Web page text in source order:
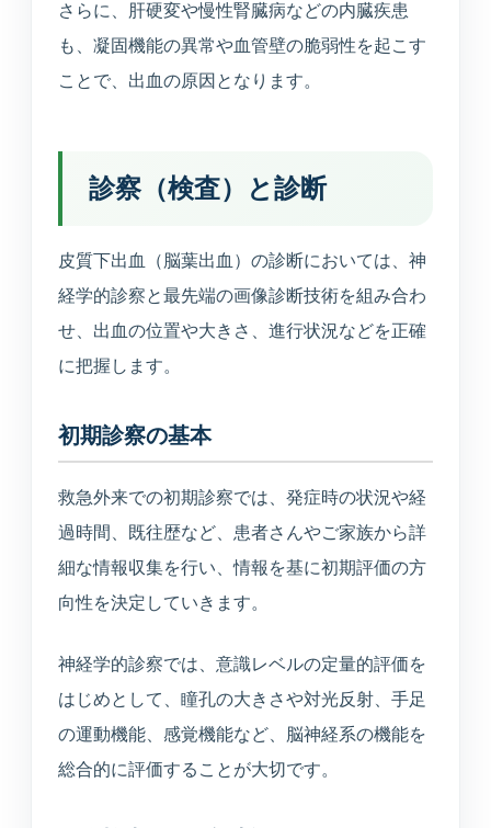
さらに、肝硬変や慢性腎臓病などの内臓疾患
も、凝固機能の異常や血管壁の脆弱性を起こす
ことで、出血の原因となります。
診察（検査）と診断
皮質下出血（脳葉出血）の診断においては、神
経学的診察と最先端の画像診断技術を組み合わ
せ、出血の位置や大きさ、進行状況などを正確
に把握します。
初期診察の基本
救急外来での初期診察では、発症時の状況や経
過時間、既往歴など、患者さんやご家族から詳
細な情報収集を行い、情報を基に初期評価の方
向性を決定していきます。
神経学的診察では、意識レベルの定量的評価を
はじめとして、瞳孔の大きさや対光反射、手足
の運動機能、感覚機能など、脳神経系の機能を
総合的に評価することが大切です。